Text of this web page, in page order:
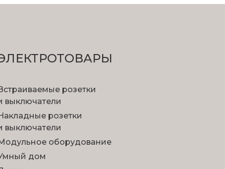
розетки
выключатели
розетки
выключатели
оборудование
дом